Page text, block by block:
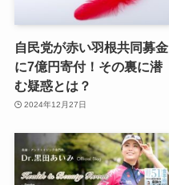
自民党が赤い羽根共同募金
に7億円寄付！その裏に潜
む疑惑とは？
2024年12月27日